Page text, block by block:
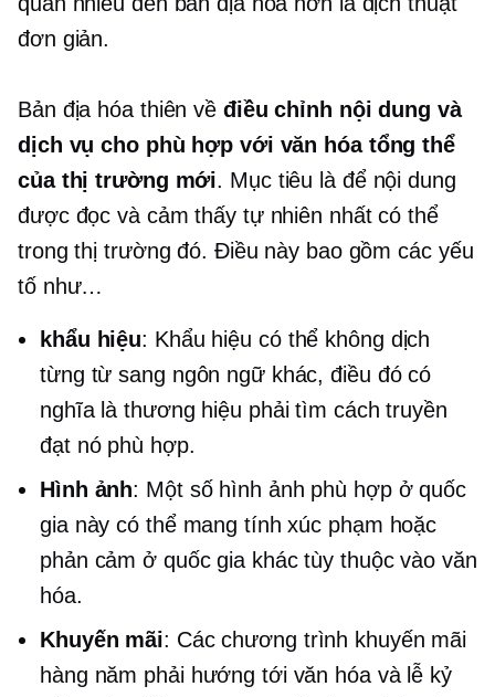
đơn giản.
Bản địa hóa thiên về điều chỉnh nội dung và
dịch vụ cho phù hợp với văn hóa tổng thể
của thị trường mới. Mục tiêu là để nội dung
được đọc và cảm thấy tự nhiên nhất có thể
trong thị trường đó. Điều này bao gồm các yếu
tố như…
khẩu hiệu: Khẩu hiệu có thể không dịch
từng từ sang ngôn ngữ khác, điều đó có
nghĩa là thương hiệu phải tìm cách truyền
đạt nó phù hợp.
Hình ảnh: Một số hình ảnh phù hợp ở quốc
gia này có thể mang tính xúc phạm hoặc
phản cảm ở quốc gia khác tùy thuộc vào văn
hóa.
Khuyến mãi: Các chương trình khuyến mãi
hàng năm phải hướng tới văn hóa và lễ kỷ